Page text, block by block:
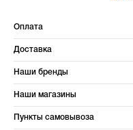
Оплата
Доставка
Наши бренды
Наши магазины
Пункты самовывоза